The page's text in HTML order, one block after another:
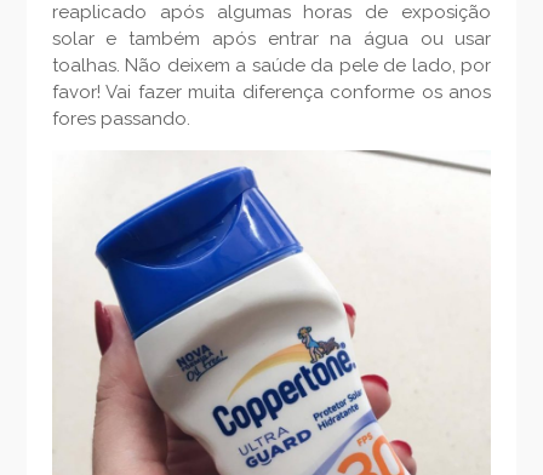
reaplicado após algumas horas de exposição
solar e também após entrar na água ou usar
toalhas. Não deixem a saúde da pele de lado, por
favor! Vai fazer muita diferença conforme os anos
fores passando.